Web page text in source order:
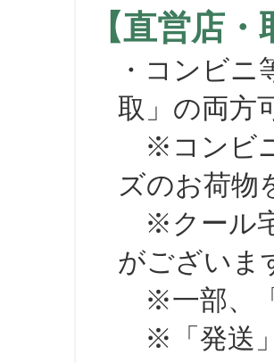
【直営店
・コンビニ
取」の両方
※コンビニ
ズのお荷物
※クール宅
がございま
※一部、「
※「発送」